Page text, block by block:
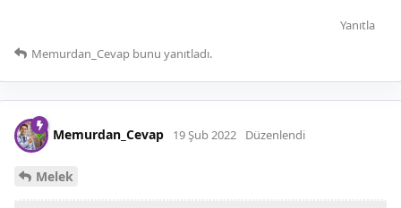
Yanıtla
Memurdan_Cevap bunu yanıtladı.
Memurdan_Cevap 19 Şub 2022 Düzenlendi
Melek